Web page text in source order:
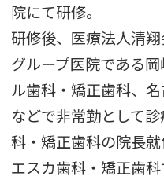
院にて研修。
研修後、医療法人清翔
グループ医院である
ル歯科・矯正歯科、
などで非常勤として
科・矯正歯科の院長就
エスカ歯科・矯正歯